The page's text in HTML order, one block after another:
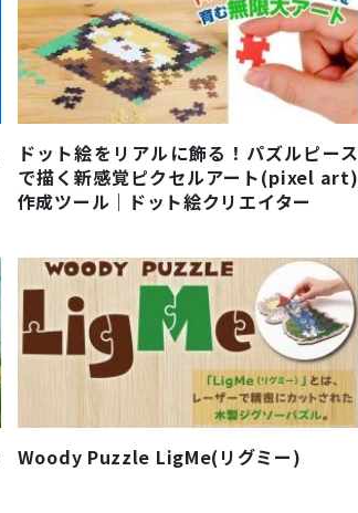
ドット絵をリアルに飾る！パズルピース
で描く新感覚ピクセルアート(pixel art)
作成ツール｜ドット絵クリエイター
Woody Puzzle LigMe(リグミー)